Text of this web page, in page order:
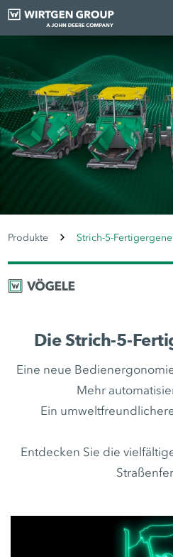
Produkte Strich-5-
Die Strich-5-
Eine neue
Mehr
Ein
Entdecken Sie die